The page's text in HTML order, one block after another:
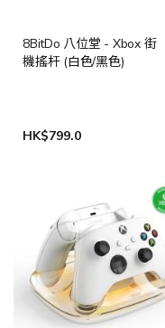
8BitDo 八位堂 - Xbox 街
機搖杆 (白色/黑色)
HK$799.0